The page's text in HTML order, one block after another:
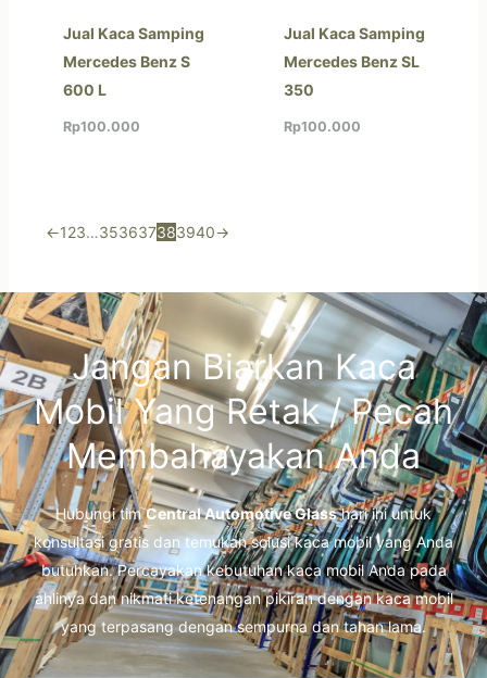
Jual Kaca Samping
Mercedes Benz S
600 L
Rp100.000
Jual Kaca Samping
Mercedes Benz SL
350
Rp100.000
←123…353637383940→
Jangan Biarkan Kaca
Mobil Yang Retak / Pecah
Membahayakan Anda
Hubungi timCentral Automotive Glasshari ini untuk
konsultasi gratis dan temukan solusi kaca mobil yang Anda
butuhkan. Percayakan kebutuhan kaca mobil Anda pada
ahlinya dan nikmati ketenangan pikiran dengan kaca mobil
yang terpasang dengan sempurna dan tahan lama.